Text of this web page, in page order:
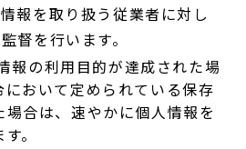
報を取り扱う従業者に対し
督を行います。
報の利用目的が達成された場
において定められている保存
合は、速やかに個人情報を
。